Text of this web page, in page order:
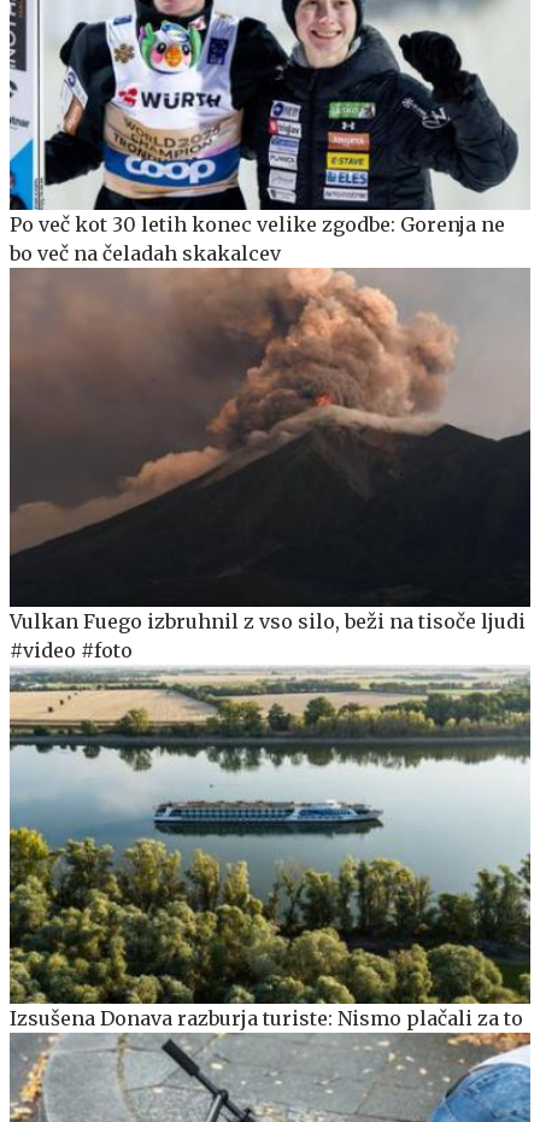
Po več kot 30 letih konec velike zgodbe: Gorenja ne
bo več na čeladah skakalcev
Vulkan Fuego izbruhnil z vso silo, beži na tisoče ljudi
#video #foto
Izsušena Donava razburja turiste: Nismo plačali za to